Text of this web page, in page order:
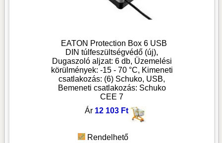
EATON Protection Box 6 USB
DIN túlfeszültségvédő (új),
Dugaszoló aljzat: 6 db, Üzemelési
körülmények: -15 - 70 °C, Kimeneti
csatlakozás: (6) Schuko, USB,
Bemeneti csatlakozás: Schuko
CEE 7
Ár 12 103 Ft
Rendelhető